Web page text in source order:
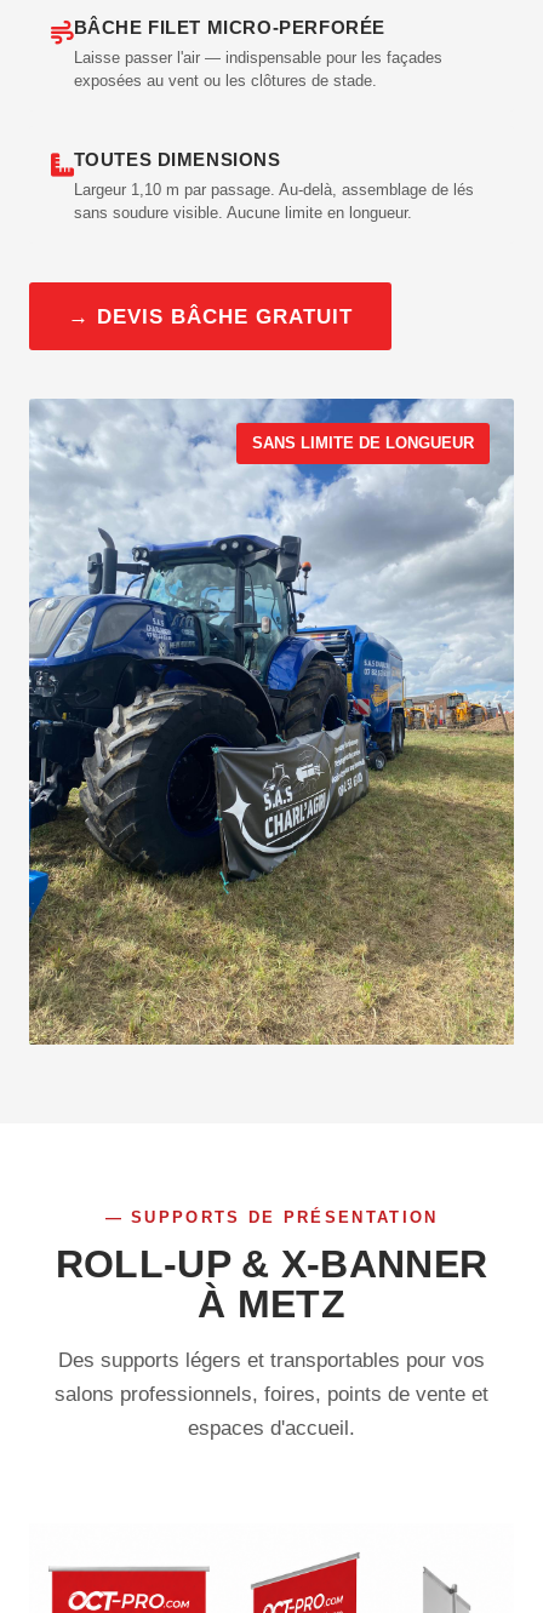
BÂCHE FILET MICRO-PERFORÉE
Laisse passer l'air — indispensable pour les façades
exposées au vent ou les clôtures de stade.
TOUTES DIMENSIONS
Largeur 1,10 m par passage. Au-delà, assemblage de lés
sans soudure visible. Aucune limite en longueur.
→ DEVIS BÂCHE GRATUIT
SANS LIMITE DE LONGUEUR
SUPPORTS DE PRÉSENTATION
ROLL-UP & X-BANNER
À METZ
Des supports légers et transportables pour vos
salons professionnels, foires, points de vente et
espaces d'accueil.